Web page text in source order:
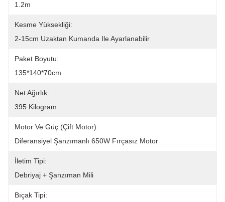
1.2m
Kesme Yüksekliği:
2-15cm Uzaktan Kumanda Ile Ayarlanabilir
Paket Boyutu:
135*140*70cm
Net Ağırlık:
395 Kilogram
Motor Ve Güç (çift Motor):
Diferansiyel Şanzımanlı 650W Fırçasız Motor
İletim Tipi:
Debriyaj + Şanzıman Mili
Bıçak Tipi: